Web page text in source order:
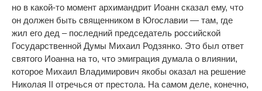
но в какой-то момент архимандрит Иоанн сказал ему, что
он должен быть священником в Югославии — там, где
жил его дед – последний председатель российской
Государственной Думы Михаил Родзянко. Это был ответ
святого Иоанна на то, что эмиграция думала о влиянии,
которое Михаил Владимирович якобы оказал на решение
Николая II отречься от престола. На самом деле, конечно,